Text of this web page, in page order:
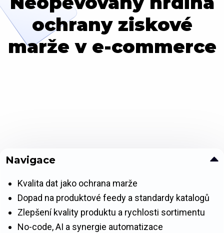
ochrany ziskové
marže v e-commerce
Navigace
Kvalita dat jako ochrana marže
Dopad na produktové feedy a standardy katalogů
Zlepšení kvality produktu a rychlosti sortimentu
No-code, AI a synergie automatizace